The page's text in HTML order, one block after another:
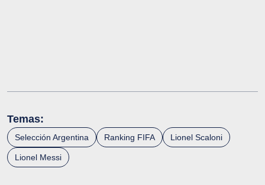
Temas:
Selección Argentina Ranking FIFA Lionel Scaloni
Lionel Messi